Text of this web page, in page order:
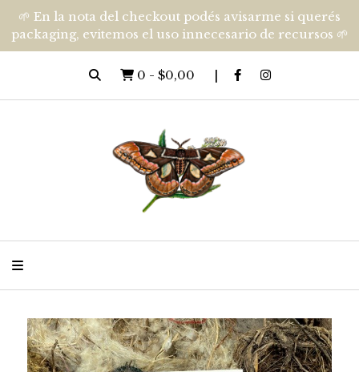
🌱 En la nota del checkout podés avisarme si querés
packaging, evitemos el uso innecesario de recursos 🌱
0 - $0,00